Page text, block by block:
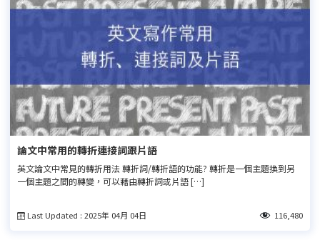
論文中常用的轉折連接詞跟片語
英文論文中常見的轉折用法 轉折詞/轉折語的功能? 轉折是一個主題換到另
一個主題之間的轉變，可以藉由轉折詞或片語 […]
Last Updated : 2025年 04月 04日 116,480